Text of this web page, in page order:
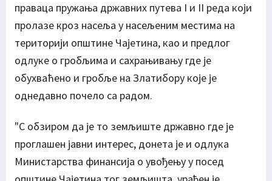
праваца пружања државних путева I и II реда који
пролазе кроз насеља у насељеним местима на
територији општине Чајетина, као и предлог
одлуке о гробљима и сахрањивању где је
обухваћено и гробље на Златибору које је
однедавно почело са радом.
"С обзиром да је то земљиште државно где је
проглашен јавни интерес, донета је и одлука
Министарства финансија о увођењу у посед